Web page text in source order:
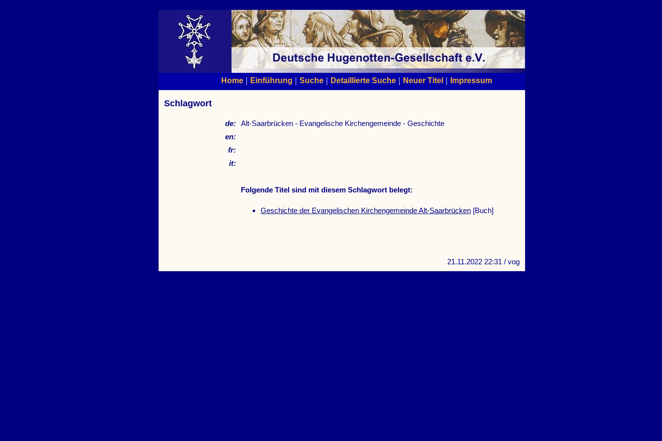
Home | Einführung | Suche | Detaillierte Suche | Neuer Titel | Impressum
Schlagwort
de: Alt-Saarbrücken - Evangelische Kirchengemeinde - Geschichte
en:
fr:
it:
Folgende Titel sind mit diesem Schlagwort belegt:
Geschichte der Evangelischen Kirchengemeinde Alt-Saarbrücken [Buch]
21.11.2022 22:31 / vog